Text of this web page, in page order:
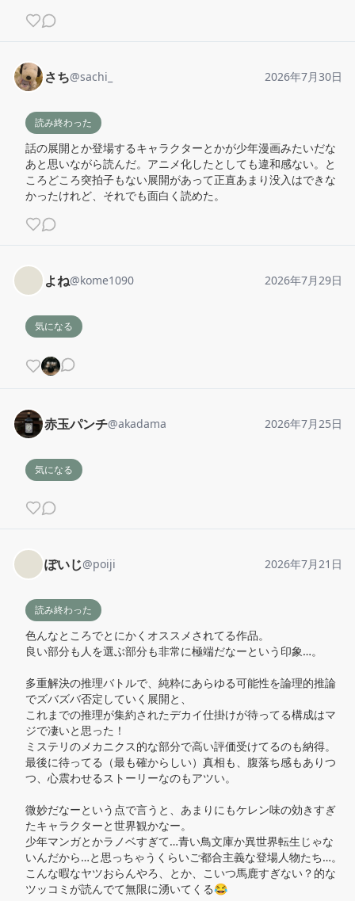
さち@sachi_ 2026年7月30日
読み終わった
話の展開とか登場するキャラクターとかが少年漫画みたいだな
あと思いながら読んだ。アニメ化したとしても違和感ない。と
ころどころ突拍子もない展開があって正直あまり没入はできな
かったけれど、それでも面白く読めた。
よね@kome1090 2026年7月29日
気になる
赤玉パンチ@akadama 2026年7月25日
気になる
ぽいじ@poiji 2026年7月21日
読み終わった
色んなところでとにかくオススメされてる作品。
良い部分も人を選ぶ部分も非常に極端だなーという印象…。
多重解決の推理バトルで、純粋にあらゆる可能性を論理的推論
でズバズバ否定していく展開と、
これまでの推理が集約されたデカイ仕掛けが待ってる構成はマ
ジで凄いと思った！
ミステリのメカニクス的な部分で高い評価受けてるのも納得。
最後に待ってる（最も確からしい）真相も、腹落ち感もありつ
つ、心震わせるストーリーなのもアツい。
微妙だなーという点で言うと、あまりにもケレン味の効きすぎ
たキャラクターと世界観かなー。
少年マンガとかラノベすぎて…青い鳥文庫か異世界転生じゃな
いんだから…と思っちゃうくらいご都合主義な登場人物たち…。
こんな暇なヤツおらんやろ、とか、こいつ馬鹿すぎない？的な
ツッコミが読んでて無限に湧いてくる😂